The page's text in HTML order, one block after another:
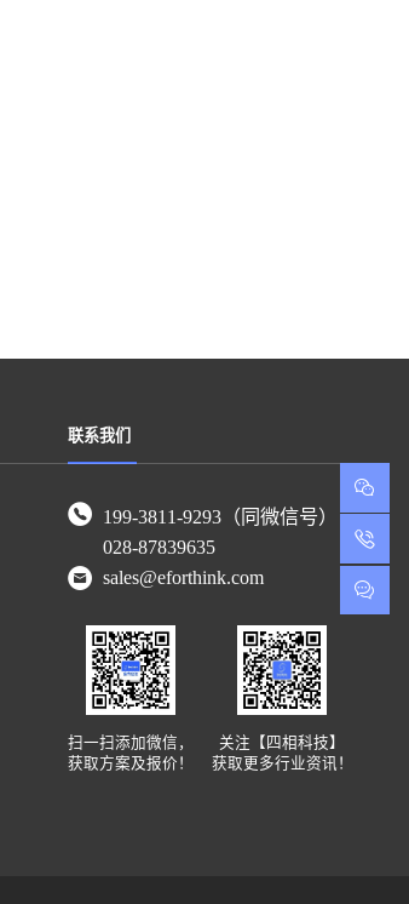
联系我们
199-3811-9293（同微信号）
028-87839635
sales@eforthink.com
扫一扫添加微信，
获取方案及报价！
关注【四相科技】
获取更多行业资讯！